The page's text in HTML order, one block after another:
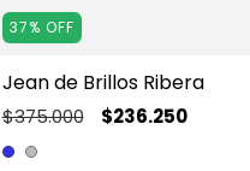
37% OFF
Jean de Brillos Ribera
$375.000 $236.250